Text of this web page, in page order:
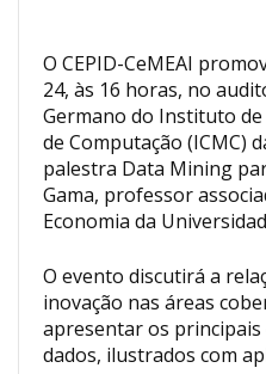
O CEPID-CeMEAI
24, às 16 horas, no
Germano do Instituto
de Computação (ICMC)
palestra Data Mining
Gama, professor
Economia da
O evento discutirá a
inovação nas áreas
apresentar os principais
dados, ilustrados com